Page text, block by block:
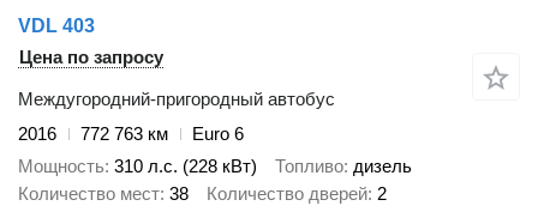
VDL 403
Цена по запросу
Междугородний-пригородный автобус
2016
772 763 км
Euro 6
Мощность 310 л.с. (228 кВт) Топливо дизель
Количество мест 38 Количество дверей 2